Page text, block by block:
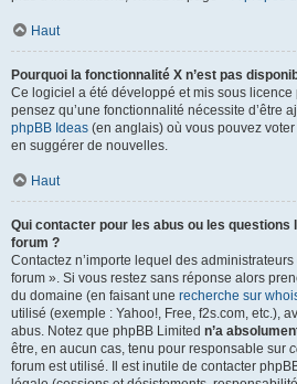
Haut
Pourquoi la fonctionnalité X n’est pas
Ce logiciel a été développé et mis sous
pensez qu’une fonctionnalité nécessite d’être
phpBB Ideas (en anglais) où vous pouvez
en suggérer de nouvelles.
Haut
Qui contacter pour les abus ou les questions
forum ?
Contactez n’importe lequel des administrateurs
forum ». Si vous restez sans réponse alors
du domaine (en faisant une recherche sur
utilisé (exemple : Yahoo!, Free, f2s.com, etc.),
abus. Notez que phpBB Limited n’a
être, en aucun cas, tenu pour responsable sur
forum est utilisé. Il est inutile de contacter